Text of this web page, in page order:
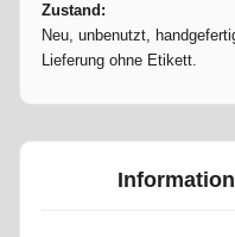
Zustand:
Neu, unbenutzt,
Lieferung ohne Etikett.